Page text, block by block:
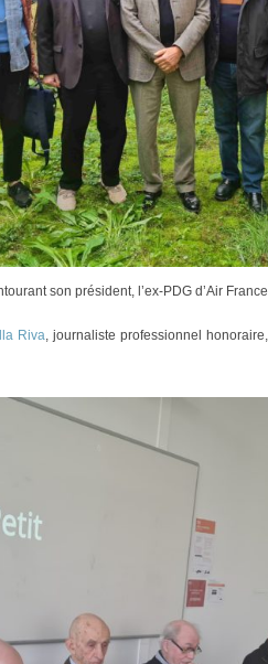
son président, l’ex-PDG d’Air
Riva , journaliste professionnel